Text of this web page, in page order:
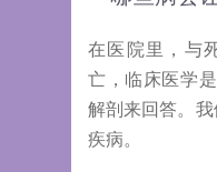
在医院里，与
亡，临床医学
解剖来回答。
疾病。